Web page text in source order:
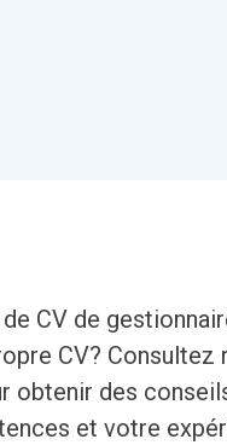
CV de
CV? Consultez
obtenir des
et votre